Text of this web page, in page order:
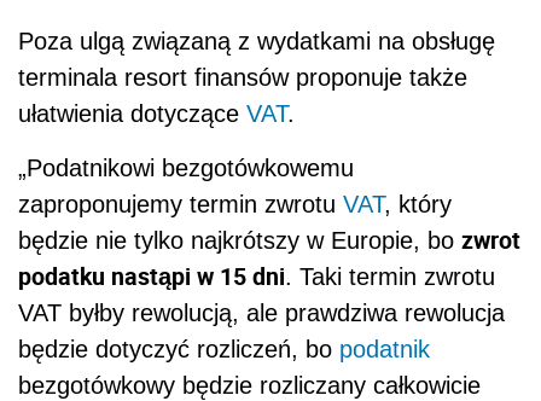
Poza ulgą związaną z wydatkami na obsługę
terminala resort finansów proponuje także
ułatwienia dotyczące VAT.
„Podatnikowi bezgotówkowemu
zaproponujemy termin zwrotu VAT, który
będzie nie tylko najkrótszy w Europie, bo zwrot
podatku nastąpi w 15 dni. Taki termin zwrotu
VAT byłby rewolucją, ale prawdziwa rewolucja
będzie dotyczyć rozliczeń, bo podatnik
bezgotówkowy będzie rozliczany całkowicie